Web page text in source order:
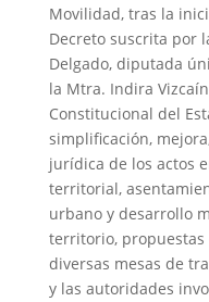
Movilidad, tras la
Decreto suscrita por
Delgado, diputada
la Mtra. Indira
Constitucional del
simplificación,
jurídica de los actos
territorial,
urbano y desarrollo
territorio,
diversas mesas de
y las autoridades